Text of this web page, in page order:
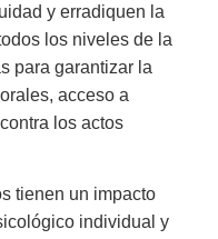
y erradiquen la
los niveles de la
para garantizar la
acceso a
los actos
tienen un impacto
individual y